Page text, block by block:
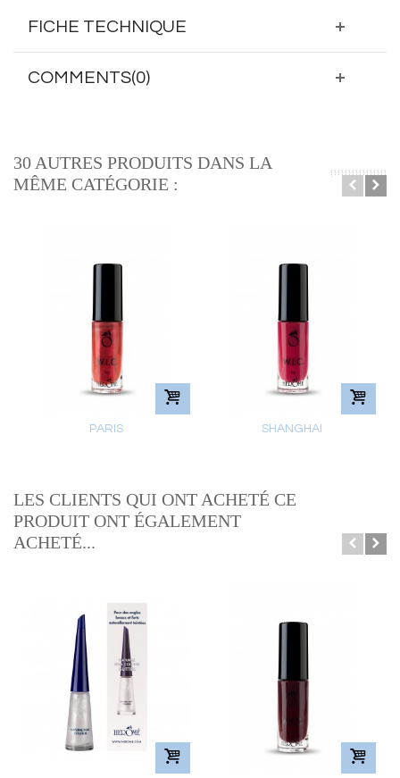
FICHE TECHNIQUE
COMMENTS(0)
30 AUTRES PRODUITS DANS LA
MÊME CATÉGORIE :
PARIS SHANGHAI
LES CLIENTS QUI ONT ACHETÉ CE
PRODUIT ONT ÉGALEMENT
ACHETÉ...